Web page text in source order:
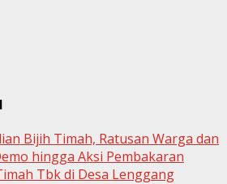
Bijih Timah, Ratusan Warga dan
hingga Aksi Pembakaran
Tbk di Desa Lenggang